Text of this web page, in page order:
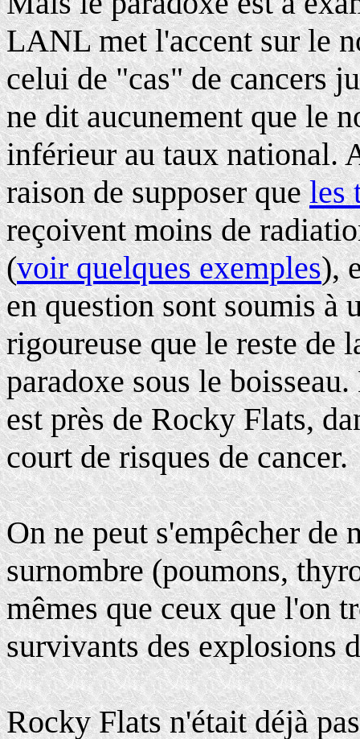
LANL met l'accent sur le
celui de "cas" de cancers
ne dit aucunement que le
inférieur au taux national.
raison de supposer queles
reçoivent moins de
(voir quelques exemples),
en question sont soumis à
rigoureuse que le reste de
paradoxe sous le
est près de Rocky Flats,
court de risques de cancer.
On ne peut s'empêcher de
surnombre (poumons,
mêmes que ceux que l'on
survivants des explosions
Rocky Flats n'était déjà